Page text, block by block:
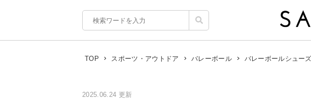
TOP スポーツ・アウトドア バレーボール バレーボールシュー
2025.06.24 更新